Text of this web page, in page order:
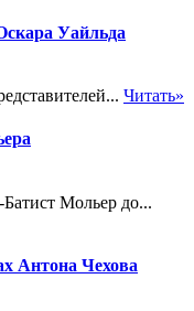
Уайльда
Читать»
Мольер до...
Антона Чехова